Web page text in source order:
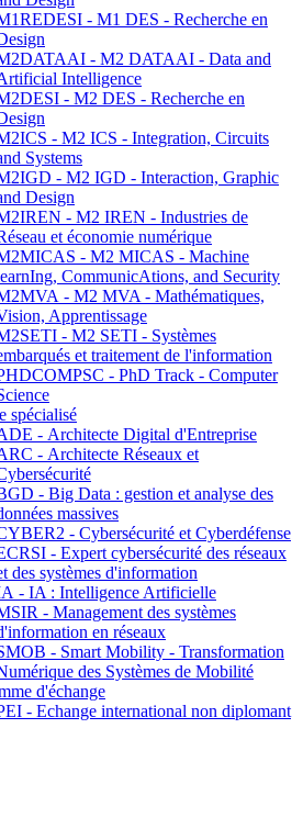
- M1 DES - Recherche en
- M2 DATAAI - Data and
Intelligence
- M2 DES - Recherche en
- M2 ICS - Integration, Circuits
Systems
- M2 IGD - Interaction, Graphic
Design
- M2 IREN - Industries de
et économie numérique
- M2 MICAS - Machine
CommunicAtions, and Security
- M2 MVA - Mathématiques,
Apprentissage
- M2 SETI - Systèmes
et traitement de l'information
- PhD Track - Computer
spécialisé
- Architecte Digital d'Entreprise
- Architecte Réseaux et
- Big Data : gestion et analyse des
massives
- Cybersécurité et Cyberdéfense
- Expert cybersécurité des réseaux
des systèmes d'information
- IA : Intelligence Artificielle
- Management des systèmes
en réseaux
- Smart Mobility - Transformation
des Systèmes de Mobilité
d'échange
- Echange international non diplomant